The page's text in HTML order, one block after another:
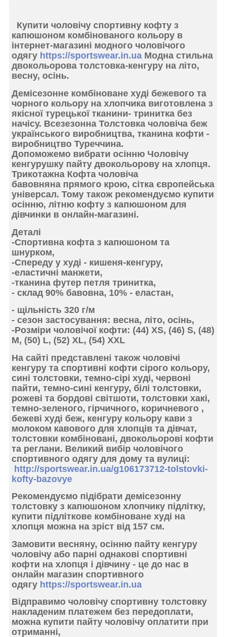
Купити чоловічу спортивну кофту з
капюшоном комбінованого кольору в
інтернет-магазині модного чоловічого
одягу https://sportswear.in.ua Модна стильна
двокольорова толстовка-кенгуру на літо,
весну, осінь.
Демісезонне комбіноване худі бежевого та
чорного кольору на хлопчика виготовлена ​​з
якісної турецької тканини- тринитка без
начісу. Всезезонна Толстовка чоловіча беж
українського виробництва, тканина кофти -
виробництво Туреччина.
Допоможемо вибрати осінню Чоловічу
кенгурушку пайту двокольорову на хлопця.
Трикотажна Кофта чоловіча
бавовняна прямого крою, сітка європейська
універсал. Тому також рекомендуємо купити
осінню, літню кофту з капюшоном для
дівчинки в онлайн-магазині.
Деталі
-Спортивна кофта з капюшоном та
шнурком,
-Спереду у худі - кишеня-кенгуру,
-еластичні манжети,
-тканина футер петля тринитка,
- склад 90% бавовна, 10% - еластан,
- щільність 320 г/м
- сезон застосування: весна, літо, осінь,
-Розміри чоловічої кофти: (44) XS, (46) S, (48)
M, (50) L, (52) XL, (54) ХХL
На сайті представлені також чоловічі
кенгуру та спортивні кофти сірого кольору,
сині толстовки, темно-сірі худі, червоні
пайти, темно-сині кенгуру, білі толстовки,
рожеві та бордові світшоти, толстовки хакі,
темно-зеленого, гірчичного, коричневого ,
бежеві худі беж, кенгуру кольору кави з
молоком кавового для хлопців та дівчат,
толстовки комбіновані, двокольорові кофти
та реглани. Великий вибір чоловічого
спортивного одягу для дому та вулиці:
http://sportswear.in.ua/g106173712-tolstovki-
kofty-bazovye
Рекомендуємо підібрати демісезонну
толстовку з капюшоном хлопчику підлітку,
купити підліткове комбіноване худі на
хлопця можна на зріст від 157 см.
Замовити весняну, осінню пайту кенгуру
чоловічу або парні однакові спортивні
кофти на хлопця і дівчину - це до нас в
онлайн магазин спортивного
одягу https://sportswear.in.ua
Відправимо чоловічу спортивну толстовку
накладеним платежем без передоплати,
можна купити пайту чоловічу оплатити при
отриманні,